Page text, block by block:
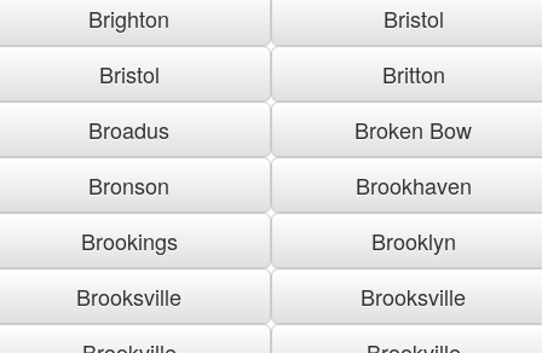
Brighton
Bristol
Bristol
Britton
Broadus
Broken Bow
Bronson
Brookhaven
Brookings
Brooklyn
Brooksville
Brooksville